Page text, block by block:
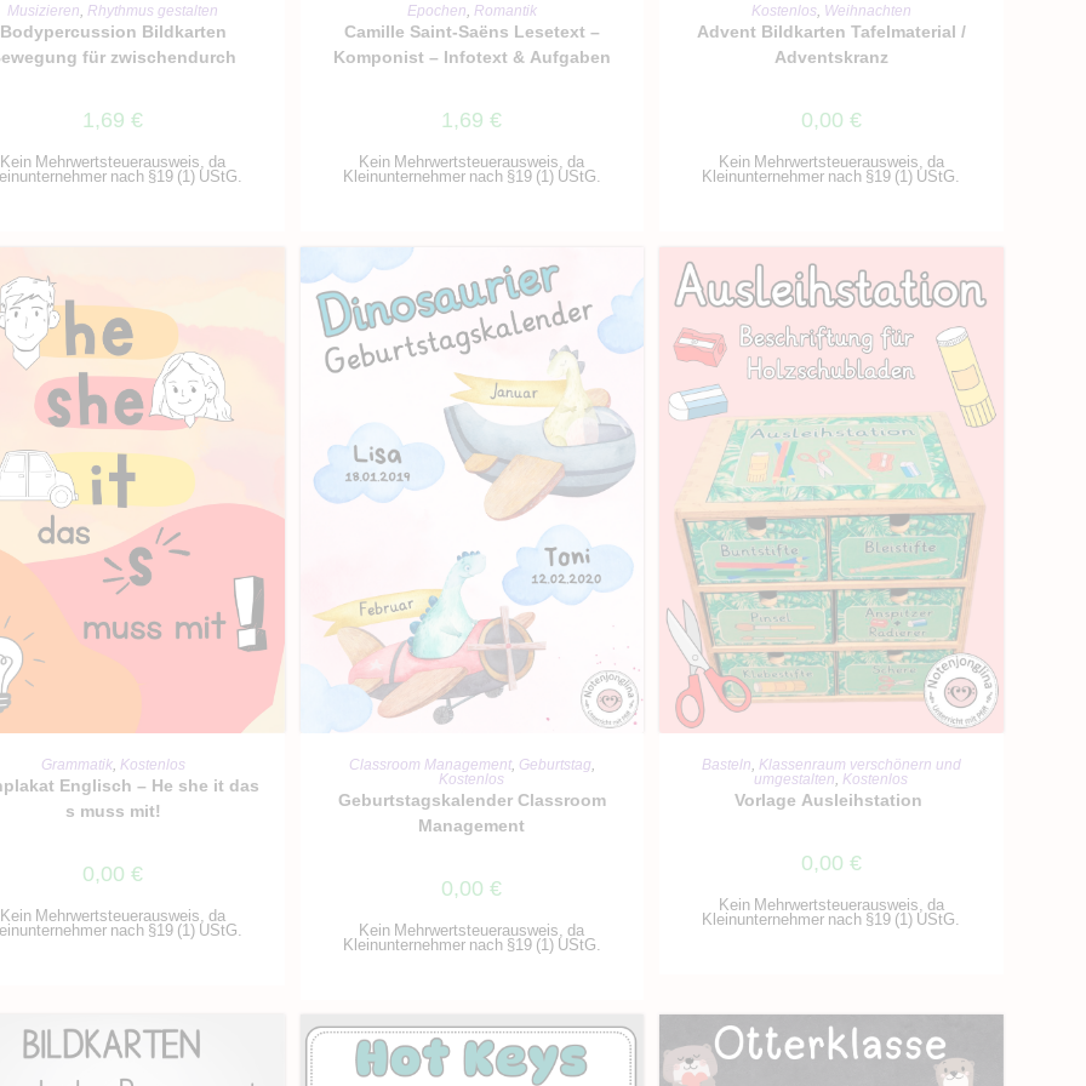
Musizieren,Rhythmus gestalten
Bodypercussion Bildkarten
für zwischendurch
1,69€
Kein Mehrwertsteuerausweis, da
nach §19 (1) UStG.
Epochen, Romantik
Camille Saint-Saëns Lesetext –
Komponist – Infotext & Aufgaben
1,69€
Kein Mehrwertsteuerausweis, da
Kleinunternehmer nach §19 (1) UStG.
Kostenlos, Weihnachten
Advent Bildkarten Tafelmaterial /
Adventskranz
0,00 €
Kein Mehrwertsteuerausweis, da
Kleinunternehmer nach §19 (1) UStG.
IN DEN WARENKORB
Grammatik, Kostenlos
Englisch – He she it das
s muss mit!
0,00€
Kein Mehrwertsteuerausweis, da
nach §19 (1) UStG.
IN DEN WARENKORB
Classroom Management, Geburtstag,
Kostenlos
Geburtstagskalender Classroom
Management
0,00€
Kein Mehrwertsteuerausweis, da
Kleinunternehmer nach §19 (1) UStG.
IN DEN WARENKORB
Basteln, Klassenraum verschönern und
umgestalten,Kostenlos
Vorlage Ausleihstation
0,00 €
Kein Mehrwertsteuerausweis, da
Kleinunternehmer nach §19 (1) UStG.